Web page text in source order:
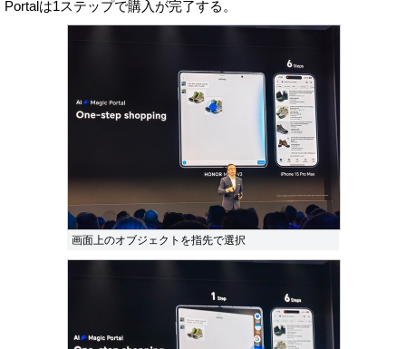
Portalは1ステップで購入が完了する。
画面上のオブジェクトを指先で選択